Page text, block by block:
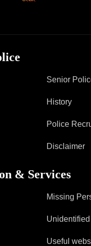
Us
Station Incharge
Contacts
Senior
History
Police
Disclaimer
& Services
Missing
Useful